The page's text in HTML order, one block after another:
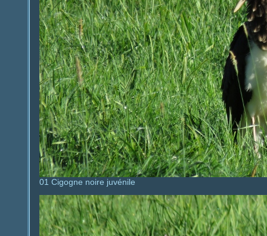
01 Cigogne noire juvénile